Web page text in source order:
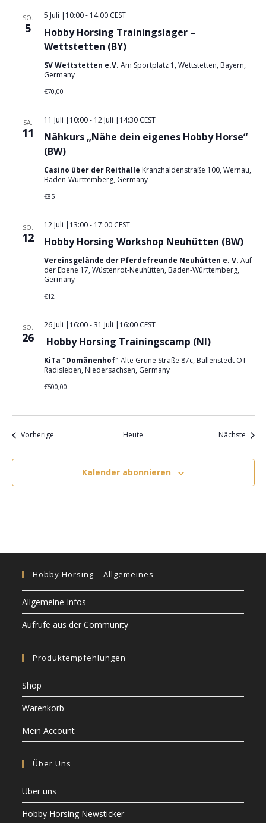
SO.
5
Hobby Horsing Trainingslager –
Wettstetten (BY)
5 Juli |10:00- 14:00 CEST
SV Wettstetten e.V. Am Sportplatz 1, Wettstetten, Bayern,
Germany
€70,00
SA.
11
Nähkurs „Nähe dein eigenes Hobby Horse“
(BW)
11 Juli |10:00- 12 Juli |14:30 CEST
Casino über der Reithalle Kranzhaldenstraße 100, Wernau,
Baden-Württemberg, Germany
€85
SO.
12 Hobby Horsing Workshop Neuhütten (BW)
12 Juli |13:00- 17:00 CEST
Vereinsgelände der Pferdefreunde Neuhütten e. V. Auf
der Ebene 17, Wüstenrot-Neuhütten, Baden-Württemberg,
Germany
€12
SO.
26 Hobby Horsing Trainingscamp (NI)
26 Juli |16:00-31 Juli |16:00 CEST
KiTa "Domänenhof" Alte Grüne Straße 87c, Ballenstedt OT
Radisleben, Niedersachsen, Germany
€500,00
VorherigeVeranstaltungen Heute Nächste
Kalender abonnieren
Hobby Horsing – Allgemeines
Allgemeine Infos
Aufrufe aus der Community
Produktempfehlungen
Shop
Warenkorb
Mein Account
Über Uns
Über uns
Hobby Horsing Newsticker